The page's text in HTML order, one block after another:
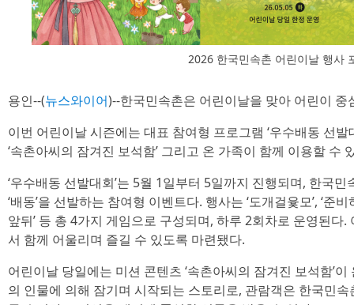
2026 한국민속촌 어린이날 행사
용인--(뉴스와이어)--한국민속촌은 어린이날을 맞아 어린이
이번 어린이날 시즌에는 대표 참여형 프로그램 ‘우수배동 선
‘속촌아씨의 잠겨진 보석함’ 그리고 온 가족이 함께 이용할 수
‘우수배동 선발대회’는 5월 1일부터 5일까지 진행되며, 한국민
‘배동’을 선발하는 참여형 이벤트다. 행사는 ‘도개걸윷모’, ‘준비
앞뒤’ 등 총 4가지 게임으로 구성되며, 하루 2회차로 운영된다
서 함께 어울리며 즐길 수 있도록 마련됐다.
어린이날 당일에는 미션 콘텐츠 ‘속촌아씨의 잠겨진 보석함’
의 인물에 의해 잠기며 시작되는 스토리로, 관람객은 한국민